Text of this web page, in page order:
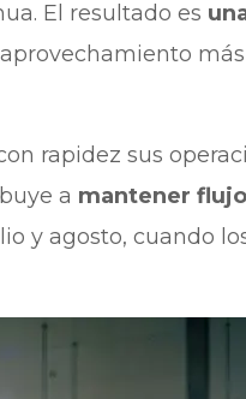
El resultado es
rapidez sus
a mantener
y agosto, cuando